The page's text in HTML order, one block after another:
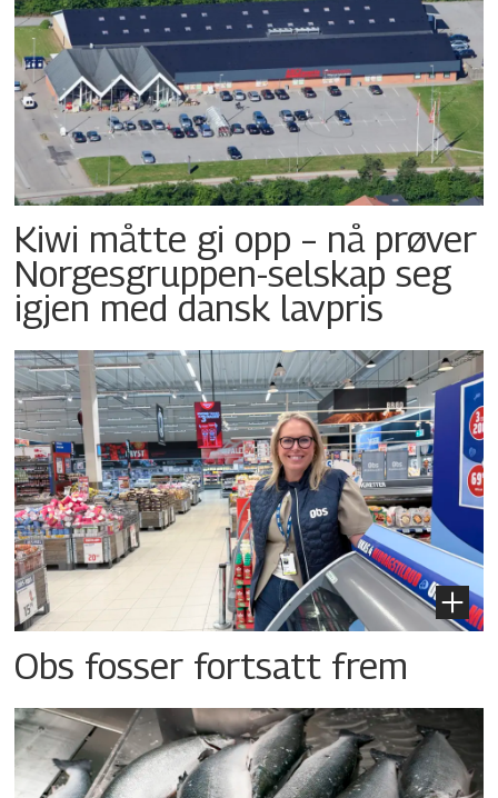
Kiwi måtte gi opp – nå prøver
Norgesgruppen-selskap seg
igjen med dansk lavpris
Obs fosser fortsatt frem